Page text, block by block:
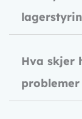
Hva skjer